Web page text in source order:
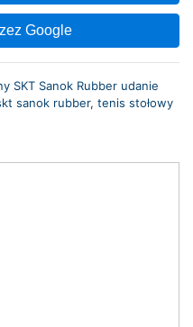
Google
SKT Sanok Rubber udanie
sanok rubber, tenis stołowy